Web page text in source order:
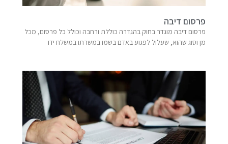
פרסום דיבה
פרסום דיבה מוגדר בחוק בהגדרה כוללת ורחבה וכולל כל פרסום, מכל
מן וסוג שהוא, שעלול לפגוע באדם בשמו במשרתו במשלח ידו